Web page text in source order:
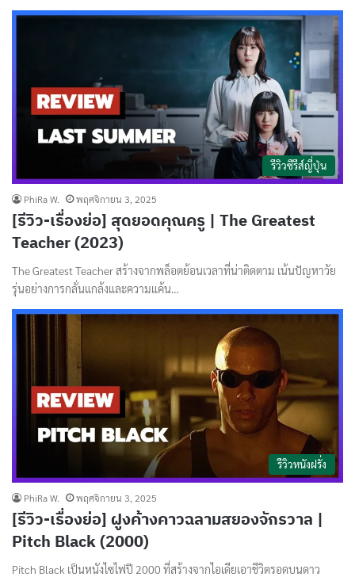
รีวิวซีรีส์ญี่ปุ่น
PhiRa W. พฤศจิกายน 3, 2025
[รีวิว-เรื่องย่อ] สุดยอดคุณครู | The Greatest
Teacher (2023)
The Greatest Teacher สร้างจากพล็อตย้อนเวลาที่น่าติดตาม เน้นปัญหาวัย
รุ่นอย่างการกลั่นแกล้งและความแค้น…
รีวิวหนังฝรั่ง
PhiRa W. พฤศจิกายน 3, 2025
[รีวิว-เรื่องย่อ] ฝูงค้างคาวฉลามสยองจักรวาล |
Pitch Black (2000)
Pitch Black เป็นหนังไซไฟปี 2000 ที่สร้างจากไอเดียเอาชีวิตรอดบนดาว